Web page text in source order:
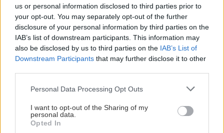
us or personal information disclosed to third parties prior to
your opt-out. You may separately opt-out of the further
disclosure of your personal information by third parties on the
IAB’s list of downstream participants. This information may
also be disclosed by us to third parties on the IAB’s List of
Downstream Participants that may further disclose it to other
Please note that this website/app uses one or more Google
not limited to your visit or usage behaviour. You may click to
grant or deny consent to Google and its third-party tags to
use your data for below specified purposes in below Google
Personal Data Processing Opt Outs
I want to opt-out of the Sharing of my
personal data.
Opted In
DAMLAGET
Lör 15/8: MoDo–Brynäs (Kramfors)
Fre 28/8: MoDo–Skellefteå
Fre 4/9: Skellefteå–MoDo
HERRLAGET
Tors 13/8: MoDo–Brynäs (SCA-cupen i Sundsvall) –